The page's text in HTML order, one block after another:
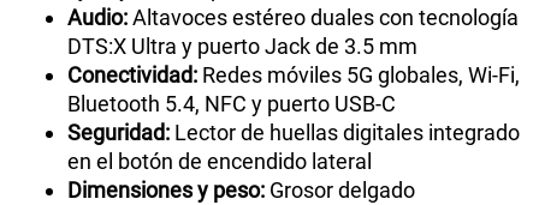
Audio:Altavoces estéreo duales con tecnología
DTS:X Ultra y puerto Jack de 3.5 mm
Conectividad: Redes móviles 5G globales, Wi-Fi,
Bluetooth 5.4, NFC y puerto USB-C
Seguridad: Lector de huellas digitales integrado
en el botón de encendido lateral
Dimensiones y peso: Grosor delgado